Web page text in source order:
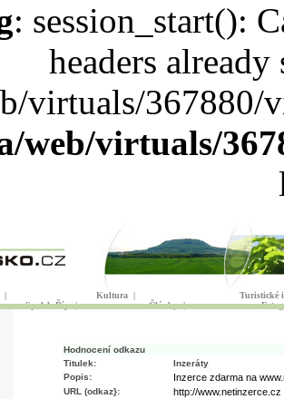
: session_start():
headers
virtuals/
web/virtuals/
| Kultura |
Turistické
Spolek Říp| Články|
Hodnocení odkazu
Titulek:
Inzeráty
Popis:
Inzerce zdarma na
URL (odkaz}: http://www.netinzerce.cz